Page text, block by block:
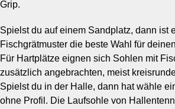
Grip.
Spielst du auf einem Sandplatz, dann ist
Fischgrätmuster die beste Wahl für
Für Hartplätze eignen sich Sohlen mit
zusätzlich angebrachten, meist
Spielst du in der Halle, dann hat wähle
ohne Profil. Die Laufsohle von